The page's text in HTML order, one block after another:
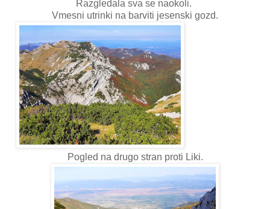
Razgledala sva se naokoli.
Vmesni utrinki na barviti jesenski gozd.
Pogled na drugo stran proti Liki.